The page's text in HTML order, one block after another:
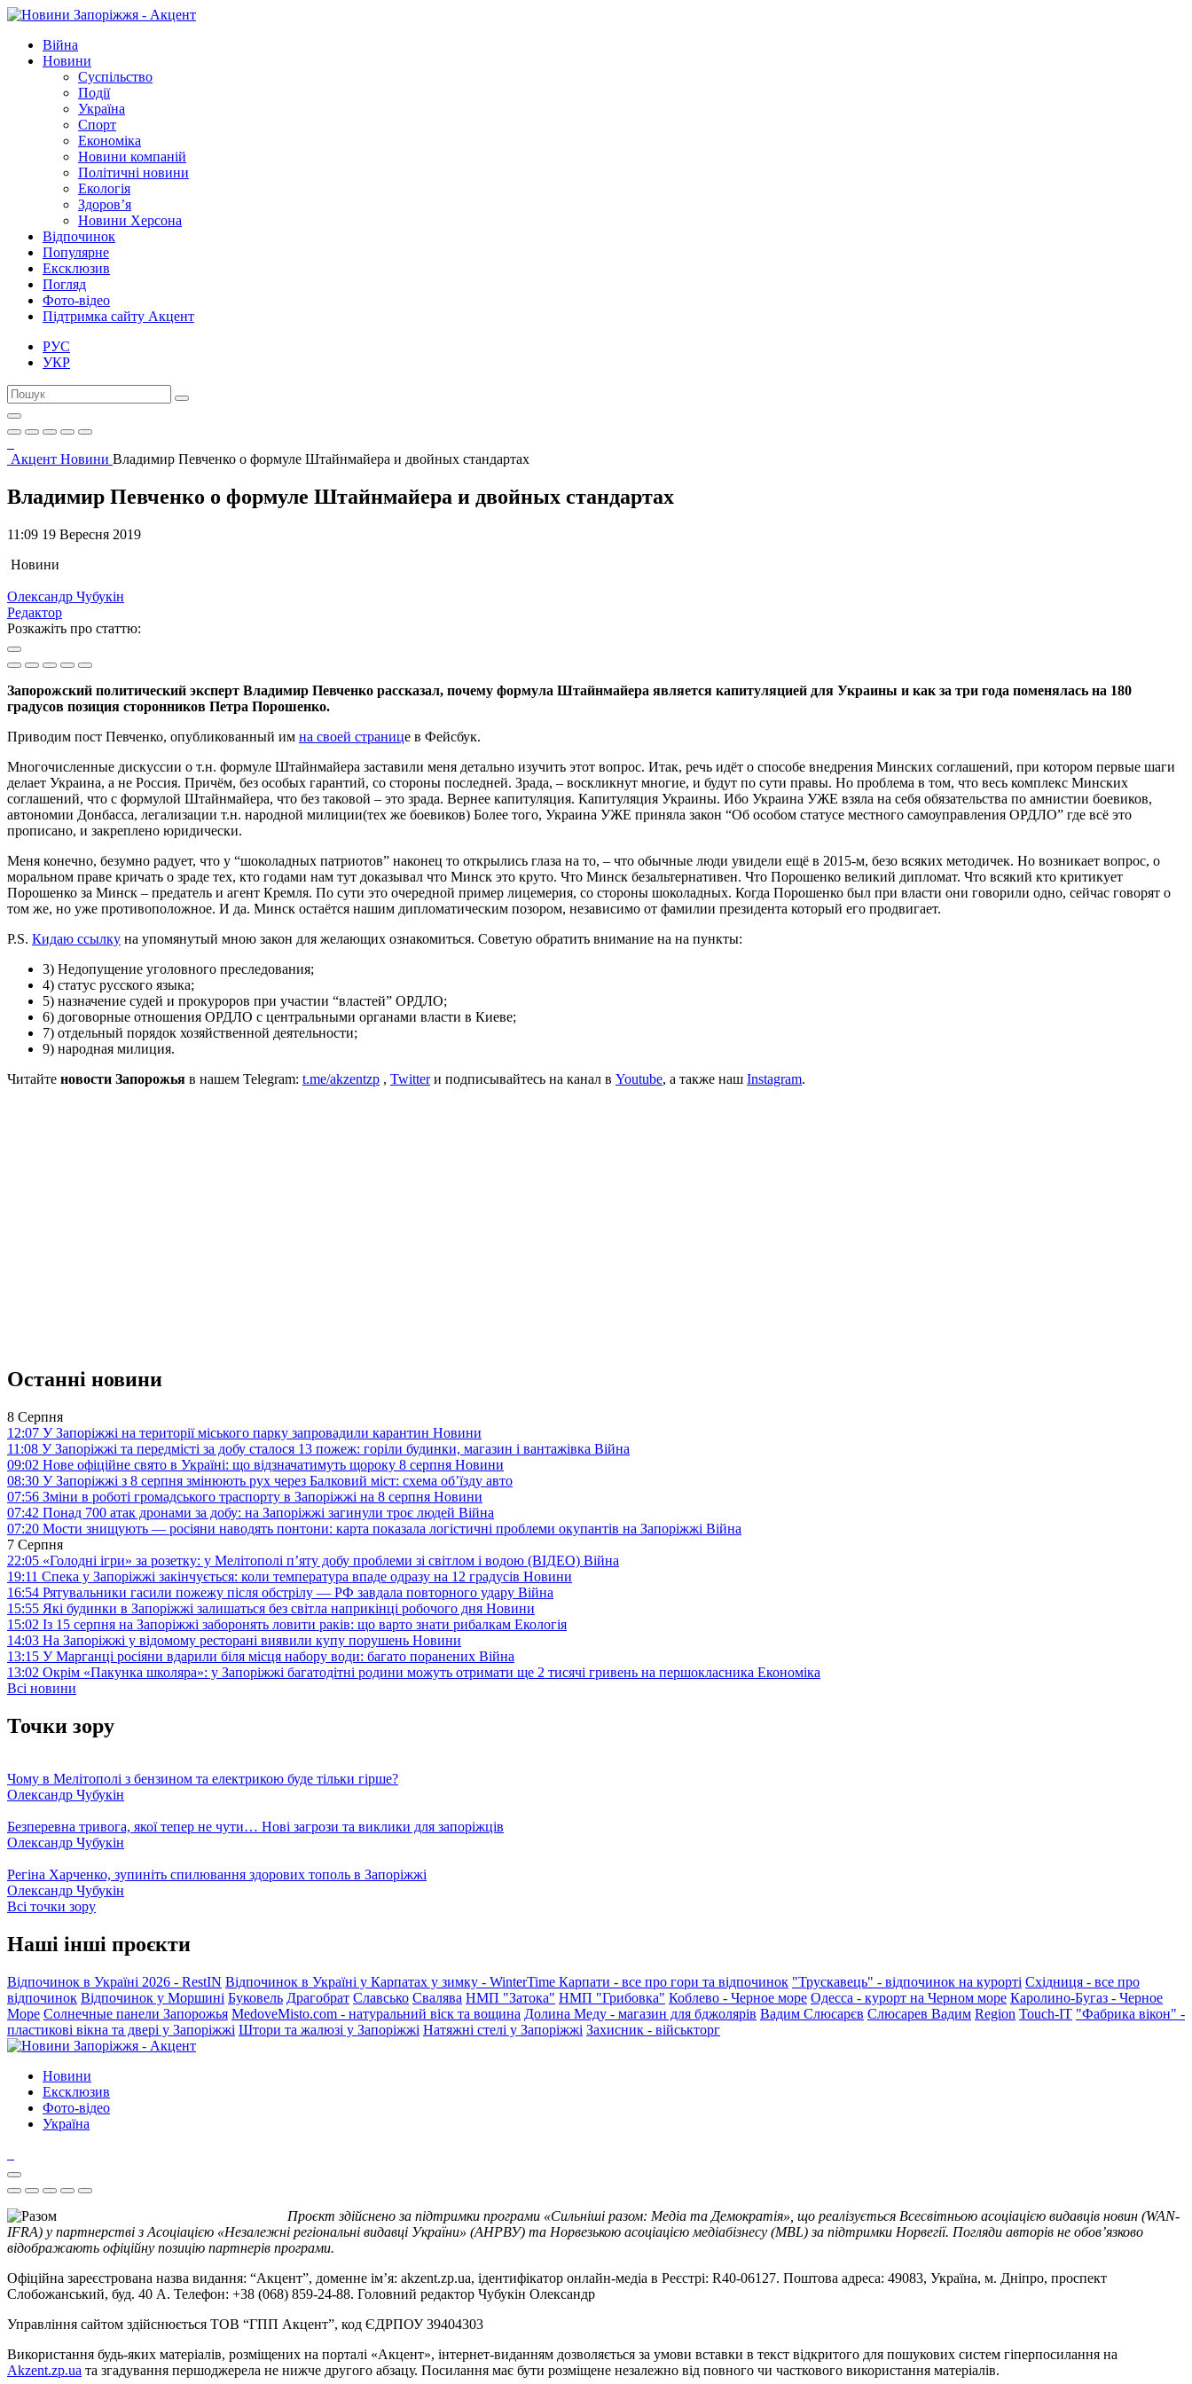
Війна
Новини
Суспільство
Події
Україна
Спорт
Економіка
Новини компаній
Політичні новини
Екологія
Здоров’я
Новини Херсона
Відпочинок
Популярне
Ексклюзив
Погляд
Фото-відео
Підтримка сайту Акцент
РУС
УКР
Акцент Новини Владимир Певченко о формуле Штайнмайера и двойных стандартах
Владимир Певченко о формуле Штайнмайера и двойных стандартах
11:09 19 Вересня 2019
Новини
Олександр Чубукін
Редактор
Розкажіть про статтю:
Запорожский политический эксперт Владимир Певченко рассказал, почему формула Штайнмайера является капитуляцией для Украины и как за три года поменялась на 180
градусов позиция сторонников Петра Порошенко.
Приводим пост Певченко, опубликованный им на своей странице в Фейсбук.
Многочисленные дискуссии о т.н. формуле Штайнмайера заставили меня детально изучить этот вопрос. Итак, речь идёт о способе внедрения Минских соглашений, при котором первые шаги
делает Украина, а не Россия. Причём, без особых гарантий, со стороны последней. Зрада, – воскликнут многие, и будут по сути правы. Но проблема в том, что весь комплекс Минских
соглашений, что с формулой Штайнмайера, что без таковой – это зрада. Вернее капитуляция. Капитуляция Украины. Ибо Украина УЖЕ взяла на себя обязательства по амнистии боевиков,
автономии Донбасса, легализации т.н. народной милиции(тех же боевиков) Более того, Украина УЖЕ приняла закон “Об особом статусе местного самоуправления ОРДЛО” где всё это
прописано, и закреплено юридически.
Меня конечно, безумно радует, что у “шоколадных патриотов” наконец то открылись глаза на то, – что обычные люди увидели ещё в 2015-м, безо всяких методичек. Но возникает вопрос, о
моральном праве кричать о зраде тех, кто годами нам тут доказывал что Минск это круто. Что Минск безальтернативен. Что Порошенко великий дипломат. Что всякий кто критикует
Порошенко за Минск – предатель и агент Кремля. По сути это очередной пример лицемерия, со стороны шоколадных. Когда Порошенко был при власти они говорили одно, сейчас говорят о
том же, но уже противоположное. И да. Минск остаётся нашим дипломатическим позором, независимо от фамилии президента который его продвигает.
P.S. Кидаю ссылку на упомянутый мною закон для желающих ознакомиться. Советую обратить внимание на на пункты:
3) Недопущение уголовного преследования;
4) статус русского языка;
5) назначение судей и прокуроров при участии “властей” ОРДЛО;
6) договорные отношения ОРДЛО с центральными органами власти в Киеве;
7) отдельный порядок хозяйственной деятельности;
9) народная милиция.
Читайте новости Запорожья в нашем Telegram: t.me/akzentzp , Twitterи подписывайтесь на канал в Youtube, а также наш Instagram.
Останні новини
8 Серпня
12:07 У Запоріжжі на території міського парку запровадили карантин Новини
11:08 У Запоріжжі та передмісті за добу сталося 13 пожеж: горіли будинки, магазин і вантажівка Війна
09:02 Нове офіційне свято в Україні: що відзначатимуть щороку 8 серпня Новини
08:30 У Запоріжжі з 8 серпня змінюють рух через Балковий міст: схема об’їзду авто
07:56 Зміни в роботі громадського траспорту в Запоріжжі на 8 серпня Новини
07:42 Понад 700 атак дронами за добу: на Запоріжжі загинули троє людей Війна
07:20 Мости знищують — росіяни наводять понтони: карта показала логістичні проблеми окупантів на Запоріжжі Війна
7 Серпня
22:05 «Голодні ігри» за розетку: у Мелітополі п’яту добу проблеми зі світлом і водою (ВІДЕО) Війна
19:11 Спека у Запоріжжі закінчується: коли температура впаде одразу на 12 градусів Новини
16:54 Рятувальники гасили пожежу після обстрілу — РФ завдала повторного удару Війна
15:55 Які будинки в Запоріжжі залишаться без світла наприкінці робочого дня Новини
15:02 Із 15 серпня на Запоріжжі заборонять ловити раків: що варто знати рибалкам Екологія
14:03 На Запоріжжі у відомому ресторані виявили купу порушень Новини
13:15 У Марганці росіяни вдарили біля місця набору води: багато поранених Війна
13:02 Окрім «Пакунка школяра»: у Запоріжжі багатодітні родини можуть отримати ще 2 тисячі гривень на першокласника Економіка
Всі новини
Точки зору
Чому в Мелітополі з бензином та електрикою буде тільки гірше?
Олександр Чубукін
Безперевна тривога, якої тепер не чути… Нові загрози та виклики для запоріжців
Олександр Чубукін
Регіна Харченко, зупиніть спилювання здорових тополь в Запоріжжі
Олександр Чубукін
Всі точки зору
Наші інші проєкти
Відпочинок в Україні 2026 - RestIN Відпочинок в Україні у Карпатах у зимку - WinterTime Карпати - все про гори та відпочинок "Трускавець" - відпочинок на курорті Східниця - все про
відпочинок Відпочинок у Моршині Буковель Драгобрат Славсько Свалява НМП "Затока" НМП "Грибовка" Коблево - Черное море Одесса - курорт на Черном море Каролино-Бугаз - Черное
Море Солнечные панели Запорожья MedoveMisto.com - натуральний віск та вощина Долина Меду - магазин для бджолярів Вадим Слюсарєв Слюсарев Вадим Region Touch-IT "Фабрика вікон" -
пластикові вікна та двері у Запоріжжі Штори та жалюзі у Запоріжжі Натяжні стелі у Запоріжжі Захисник - військторг
Новини
Ексклюзив
Фото-відео
Україна
Проєкт здійснено за підтримки програми «Сильніші разом: Медіа та Демократія», що реалізується Всесвітньою асоціацією видавців новин (WAN-
IFRA) у партнерстві з Асоціацією «Незалежні регіональні видавці України» (АНРВУ) та Норвезькою асоціацією медіабізнесу (MBL) за підтримки Норвегії. Погляди авторів не обов’язково
відображають офіційну позицію партнерів програми.
Офіційна зареєстрована назва видання: “Акцент”, доменне ім’я: akzent.zp.ua, ідентифікатор онлайн-медіа в Реєстрі: R40-06127. Поштова адреса: 49083, Україна, м. Дніпро, проспект
Слобожанський, буд. 40 А. Телефон: +38 (068) 859-24-88. Головний редактор Чубукін Олександр
Управління сайтом здійснюється ТОВ “ГПП Акцент”, код ЄДРПОУ 39404303
Використання будь-яких матеріалів, розміщених на порталі «Акцент», інтернет-виданням дозволяється за умови вставки в текст відкритого для пошукових систем гіперпосилання на
Akzent.zp.ua та згадування першоджерела не нижче другого абзацу. Посилання має бути розміщене незалежно від повного чи часткового використання матеріалів.